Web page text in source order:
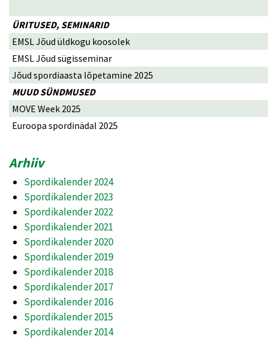
ÜRITUSED, SEMINARID
EMSL Jõud üldkogu koosolek
EMSL Jõud sügisseminar
Jõud spordiaasta lõpetamine 2025
MUUD SÜNDMUSED
MOVE Week 2025
Euroopa spordinädal 2025
Arhiiv
Spordikalender 2024
Spordikalender 2023
Spordikalender 2022
Spordikalender 2021
Spordikalender 2020
Spordikalender 2019
Spordikalender 2018
Spordikalender 2017
Spordikalender 2016
Spordikalender 2015
Spordikalender 2014